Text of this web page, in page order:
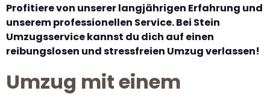
Profitiere von unserer langjährigen Erfahrung und
unserem professionellen Service. Bei Stein
Umzugsservice kannst du dich auf einen
reibungslosen und stressfreien Umzug verlassen!
Umzug mit einem